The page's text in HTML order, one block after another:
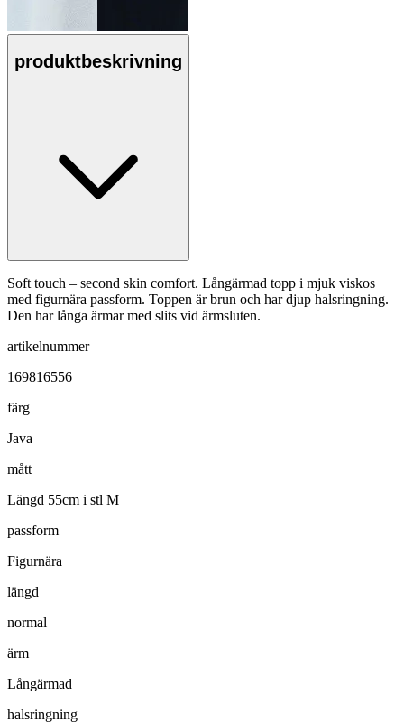
produktbeskrivning
Soft touch – second skin comfort. Långärmad topp i mjuk viskos
med figurnära passform. Toppen är brun och har djup halsringning.
Den har långa ärmar med slits vid ärmsluten.
artikelnummer
169816556
färg
Java
mått
Längd 55cm i stl M
passform
Figurnära
längd
normal
ärm
Långärmad
halsringning